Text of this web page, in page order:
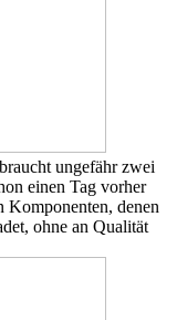
ungefähr zwei
einen Tag vorher
Komponenten, denen
ohne an Qualität